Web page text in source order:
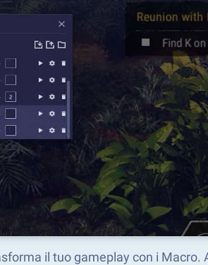
il tuo gameplay con i Macro.